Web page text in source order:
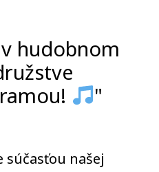
hudobnom
"
súčasťou našej